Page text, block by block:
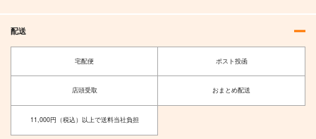
カート カート カート
配送
宅配便 ポスト投函
店頭受取 おまとめ配送
11,000円（税込）以上で送料当社負担